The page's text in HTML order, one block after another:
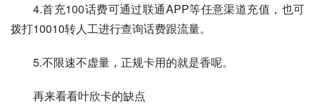
4.首充100话费可通过联通APP等任意渠道充值，也可
拨打10010转人工进行查询话费跟流量。
5.不限速不虚量，正规卡用的就是香呢。
再来看看叶欣卡的缺点